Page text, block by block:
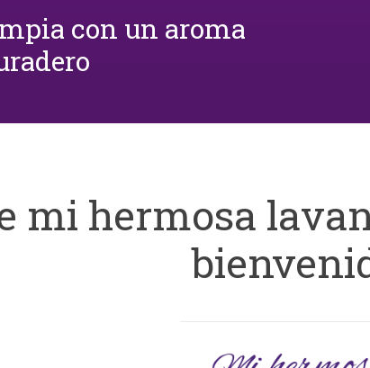
con un aroma
mi hermosa